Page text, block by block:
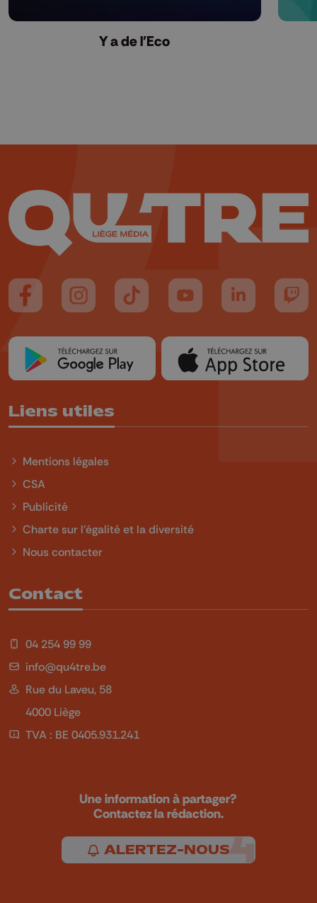
Y a de l'Eco
Suivez-nous sur FaceBook
Suivez-nous sur Instagram
Suivez-nous sur TikTok
Suivez-nous sur YouTube
Suivez-nous
Liens utiles
Mentions légales
CSA
Publicité
Charte sur l'égalité et la diversité
Nous contacter
Contact
04 254 99 99
info@qu4tre.be
Rue du Laveu, 58
4000 Liège
TVA : BE 0405.931.241
Une information à partager?
Contactez la rédaction.
ALERTEZ-NOUS